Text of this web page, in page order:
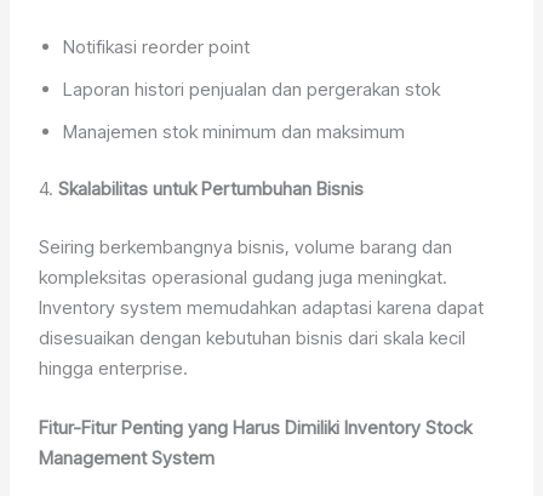
Notifikasi reorder point
Laporan histori penjualan dan pergerakan stok
Manajemen stok minimum dan maksimum
4.Skalabilitas untuk Pertumbuhan Bisnis
Seiring berkembangnya bisnis, volume barang dan
kompleksitas operasional gudang juga meningkat.
Inventory system memudahkan adaptasi karena dapat
disesuaikan dengan kebutuhan bisnis dari skala kecil
hingga enterprise.
Fitur-Fitur Penting yang Harus Dimiliki Inventory Stock
Management System